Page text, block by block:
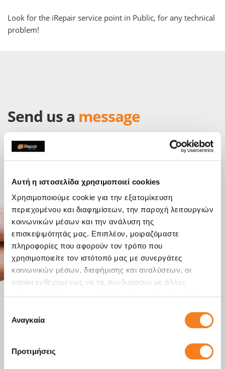
Αυτή η ιστοσελίδα χρησιμοποιεί cookies
Χρησιμοποιούμε cookie για την εξατομίκευση
περιεχομένου και διαφημίσεων, την παροχή λειτουργιών
κοινωνικών μέσων και την ανάλυση της
επισκεψιμότητάς μας. Επιπλέον, μοιραζόμαστε
πληροφορίες που αφορούν τον τρόπο που
χρησιμοποιείτε τον ιστότοπό μας με συνεργάτες
κοινωνικών μέσων, διαφήμισης και αναλύσεων, οι
οποίοι ενδεχομένως να τις συνδυάσουν με άλλες
των υπηρεσιών τους.
συγκατάθεσης
Αναγκαία
Προτιμήσεις
Look for the iRepair service point in Public, for any technical
problem!
Send us a message
Do you have any questions? We've got answers.
Send a message with your questions, comments or feedback
directly to an iRepair store and will be in touch as soon as